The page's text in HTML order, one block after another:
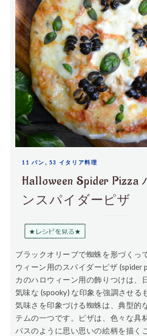
11 パン 53 イタリア料理
Halloween Spider
ンスパイダーピザ
ブラックオリーブで蜘蛛を形づくって飾り付ける、ハロ
ウィーン用のスパイダーピザ (spider
カのハロウィーン用の飾りつけは、
気味な (spooky) な印象を強調させる
気味さを印象づける蜘蛛は、典型的
テムの一つです。ピザは、色々な具
パスのように思い思いの絵柄を描く